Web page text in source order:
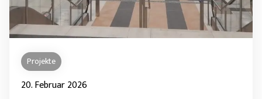
Projekte
20. Februar 2026